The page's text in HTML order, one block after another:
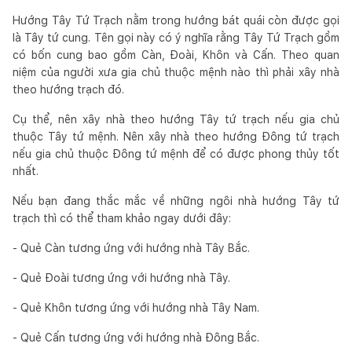
Hướng Tây Tứ Trạch nằm trong hướng bát quái còn được gọi
là Tây tứ cung. Tên gọi này có ý nghĩa rằng Tây Tứ Trạch gồm
có bốn cung bao gồm Càn, Đoài, Khôn và Cấn. Theo quan
niệm của người xưa gia chủ thuộc mệnh nào thì phải xây nhà
theo hướng trạch đó.
Cụ thể, nên xây nhà theo hướng Tây tứ trạch nếu gia chủ
thuộc Tây tứ mệnh. Nên xây nhà theo hướng Đông tứ trạch
nếu gia chủ thuộc Đông tứ mệnh để có được phong thủy tốt
nhất.
Nếu bạn đang thắc mắc về những ngôi nhà hướng Tây tứ
trạch thì có thể tham khảo ngay dưới đây:
- Quẻ Càn tương ứng với hướng nhà Tây Bắc.
- Quẻ Đoài tương ứng với hướng nhà Tây.
- Quẻ Khôn tương ứng với hướng nhà Tây Nam.
- Quẻ Cấn tương ứng với hướng nhà Đông Bắc.